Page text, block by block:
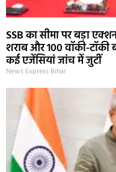
SSB का सीमा पर बड़ा
शराब और 100 वॉकी-टॉकी
कई एजेंसियां जांच में जुटीं
News Express Bihar